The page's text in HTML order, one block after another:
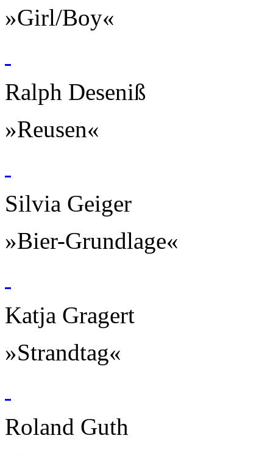
»Girl/Boy«
Ralph Deseniß
»Reusen«
Silvia Geiger
»Bier-Grundlage«
Katja Gragert
»Strandtag«
Roland Guth